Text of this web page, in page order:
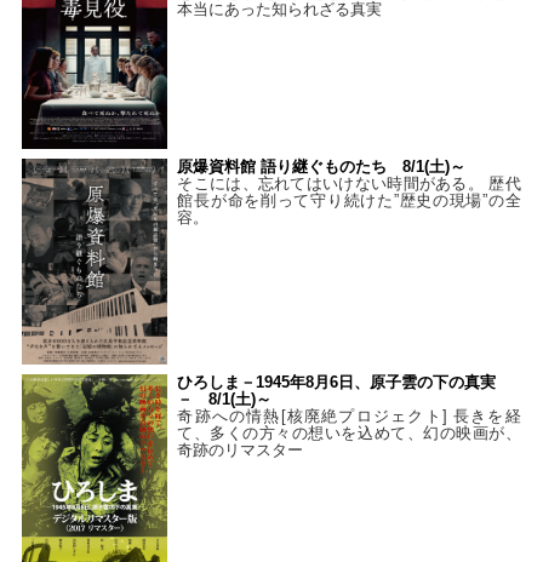
本当にあった知られざる真実
原爆資料館 語り継ぐものたち 8/1(土)～
そこには、忘れてはいけない時間がある。 歴代
館長が命を削って守り続けた”歴史の現場”の全
容。
ひろしま－1945年8月6日、原子雲の下の真実
－ 8/1(土)～
奇跡への情熱[核廃絶プロジェクト] 長きを経
て、多くの方々の想いを込めて、幻の映画が、
奇跡のリマスター